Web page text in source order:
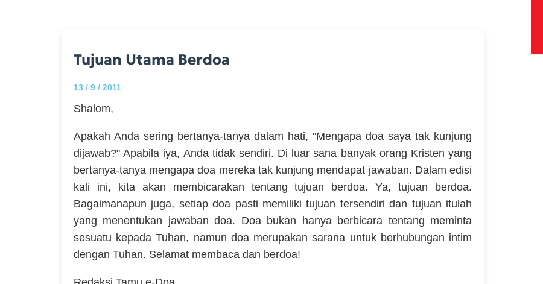
Tujuan Utama Berdoa
13 / 9 / 2011
Shalom,
Apakah Anda sering bertanya-tanya dalam hati, "Mengapa doa saya tak kunjung
dijawab?" Apabila iya, Anda tidak sendiri. Di luar sana banyak orang Kristen yang
bertanya-tanya mengapa doa mereka tak kunjung mendapat jawaban. Dalam edisi
kali ini, kita akan membicarakan tentang tujuan berdoa. Ya, tujuan berdoa.
Bagaimanapun juga, setiap doa pasti memiliki tujuan tersendiri dan tujuan itulah
yang menentukan jawaban doa. Doa bukan hanya berbicara tentang meminta
sesuatu kepada Tuhan, namun doa merupakan sarana untuk berhubungan intim
dengan Tuhan. Selamat membaca dan berdoa!